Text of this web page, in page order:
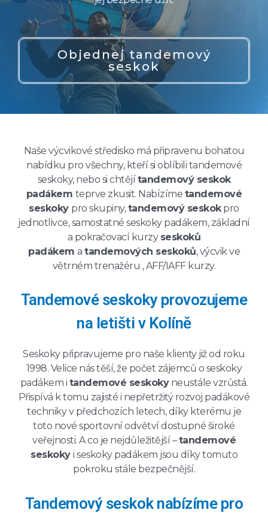
Objednej tandemový
seskok
Naše výcvikové středisko má připravenu bohatou
nabídku pro všechny, kteří si oblíbili tandemové
seskoky, nebo si chtějítandemový seskok
padákem teprve zkusit. Nabízíme tandemové
seskoky pro skupiny,tandemový seskokpro
jednotlivce, samostatné seskoky padákem, základní
a pokračovací kurzy seskoků
padákem a tandemových seskoků, výcvik ve
větrném trenažéru , AFF/IAFF kurzy.
Tandemové seskoky provozujeme
na letišti v Kolíně
Seskoky připravujeme pro naše klienty již od roku
1998. Velice nás těší, že počet zájemců o seskoky
padákem i tandemové seskokyneustále vzrůstá.
Přispívá k tomu zajisté i nepřetržitý rozvoj padákové
techniky v předchozích letech, díky kterému je
toto nové sportovní odvětví dostupné široké
veřejnosti. A co je nejdůležitější –tandemové
seskoky i seskoky padákem jsou díky tomuto
pokroku stále bezpečnější.
Tandemový seskok nabízíme pro